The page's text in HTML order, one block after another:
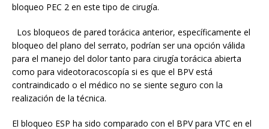
bloqueo PEC 2 en este tipo de cirugía.
Los bloqueos de pared torácica anterior, específicamente el
bloqueo del plano del serrato, podrían ser una opción válida
para el manejo del dolor tanto para cirugía torácica abierta
como para videotoracoscopía si es que el BPV está
contraindicado o el médico no se siente seguro con la
realización de la técnica.
El bloqueo ESP ha sido comparado con el BPV para VTC en el